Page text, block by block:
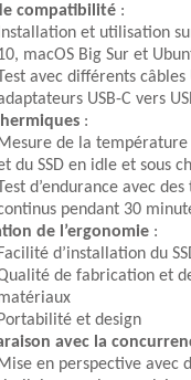
compatibilité :
Installation et utilisation
macOS Big Sur et
Test avec différents câbles
USB-C vers
:
Mesure de la
du SSD en idle et sous
Test d’endurance avec
pendant 30
de l’ergonomie :
Facilité d’installation du
de fabrication et
Portabilité et design
avec la
Mise en perspective avec